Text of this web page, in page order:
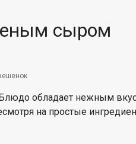
сыром
обладает нежным
на простые